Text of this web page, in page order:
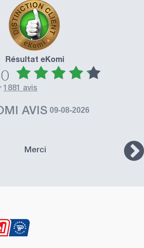
Résultat eKomi
1881 avis
AVIS 09-08-2026
Merci